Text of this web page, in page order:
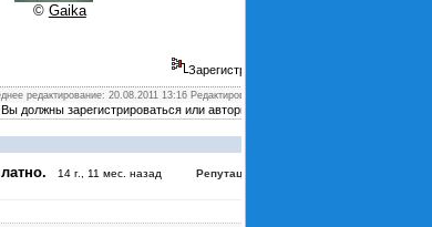
Зарегистрирован
редактирование: 20.08.2011 13:16 Редактировал icanfly.
должны зарегистрироваться или авторизоваться
14 г., 11 мес. назад Репутация
© Gaika